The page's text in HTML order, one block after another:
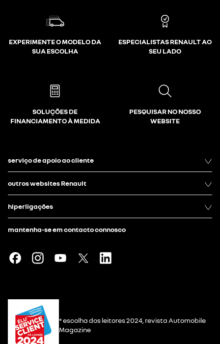
EXPERIMENTE O MODELO DA
SUA ESCOLHA
ESPECIALISTAS RENAULT AO
SEU LADO
SOLUÇÕES DE
FINANCIAMENTO À MEDIDA
PESQUISAR NO NOSSO
WEBSITE
serviço de apoio ao cliente
outros websites Renault
hiperligações
mantenha-se em contacto connosco
* escolha dos leitores 2024, revista Automobile
Magazine